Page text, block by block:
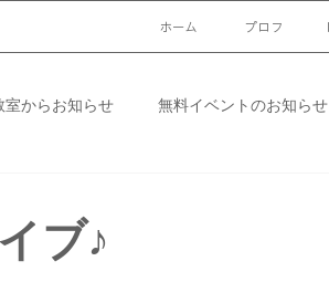
ホーム プロフ
室からお知らせ 無料イベントのお知ら
ブ♪